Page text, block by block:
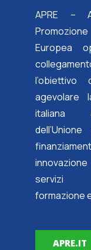
APRE –
Europea
agevolare
italiana
servizi
formazione
APRE.IT